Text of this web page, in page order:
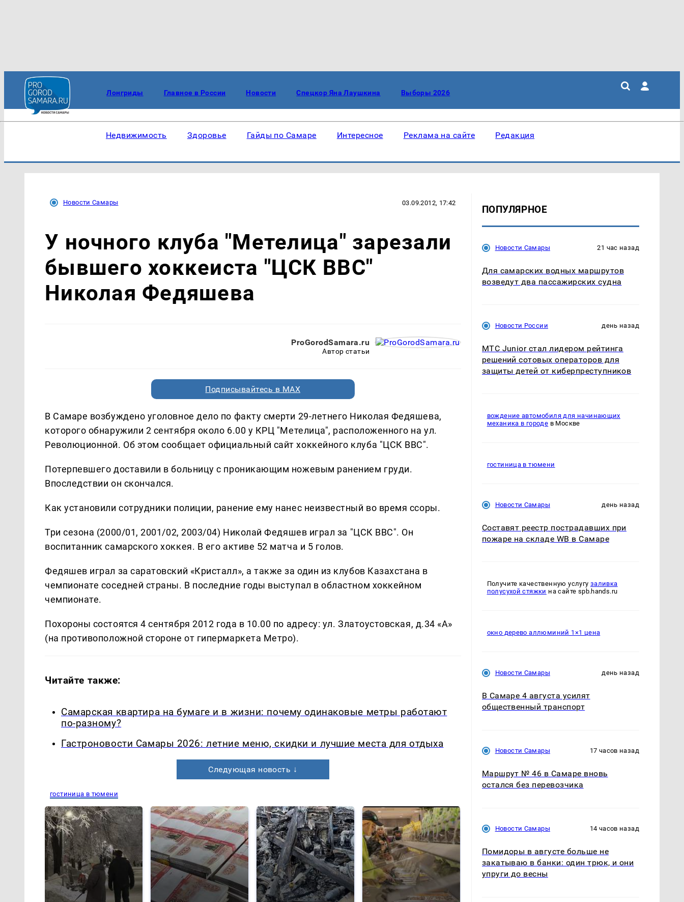
Лонгриды Главное в России Новости Спецкор Яна Лаушкина Выборы 2026
Недвижимость Здоровье Гайды по Самаре Интересное Реклама на сайте Редакция
Новости Самары 03.09.2012, 17:42
У ночного клуба "Метелица" зарезали
бывшего хоккеиста "ЦСК ВВС"
Николая Федяшева
ProGorodSamara.ru
Автор статьи
Подписывайтесь в MAX
В Самаре возбуждено уголовное дело по факту смерти 29-летнего Николая Федяшева,
которого обнаружили 2 сентября около 6.00 у КРЦ "Метелица", расположенного на ул.
Революционной. Об этом сообщает официальный сайт хоккейного клуба "ЦСК ВВС".
Потерпевшего доставили в больницу с проникающим ножевым ранением груди.
Впоследствии он скончался.
Как установили сотрудники полиции, ранение ему нанес неизвестный во время ссоры.
Три сезона (2000/01, 2001/02, 2003/04) Николай Федяшев играл за "ЦСК ВВС". Он
воспитанник самарского хоккея. В его активе 52 матча и 5 голов.
Федяшев играл за саратовский «Кристалл», а также за один из клубов Казахстана в
чемпионате соседней страны. В последние годы выступал в областном хоккейном
чемпионате.
Похороны состоятся 4 сентября 2012 года в 10.00 по адресу: ул. Златоустовская, д.34 «А»
(на противоположной стороне от гипермаркета Метро).
Читайте также:
Самарская квартира на бумаге и в жизни: почему одинаковые метры работают
по-разному?
Гастроновости Самары 2026: летние меню, скидки и лучшие места для отдыха
Следующая новость ↓
гостиница в тюмени
ПОПУЛЯРНОЕ
Новости Самары 21 час назад
Для самарских водных маршрутов
возведут два пассажирских судна
Новости России день назад
МТС Junior стал лидером рейтинга
решений сотовых операторов для
защиты детей от киберпреступников
вождение автомобиля для начинающих
механика в городе в Москве
гостиница в тюмени
Новости Самары день назад
Составят реестр пострадавших при
пожаре на складе WB в Самаре
Получите качественную услугу заливка
полусухой стяжки на сайте spb.hands.ru
окно дерево аллюминий 1×1 цена
Новости Самары день назад
В Самаре 4 августа усилят
общественный транспорт
Новости Самары 17 часов назад
Маршрут № 46 в Самаре вновь
остался без перевозчика
Новости Самары 14 часов назад
Помидоры в августе больше не
закатываю в банки: один трюк, и они
упруги до весны